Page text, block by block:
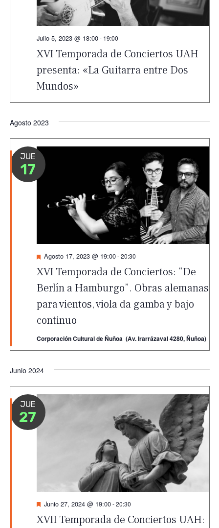
XVI Temporada de Conciertos UAH
presenta: «La Guitarra entre Dos
Mundos»
Julio 5, 2023 @ 18:00- 19:00
Agosto 2023
JUE
17
XVI Temporada de Conciertos: “De
Berlín a Hamburgo”. Obras alemanas
para vientos, viola da gamba y bajo
continuo
Destacado
Agosto 17, 2023 @ 19:00-20:30
Corporación Cultural de Ñuñoa (Av. Irarrázaval 4280, Ñuñoa)
Junio 2024
JUE
27
XVII Temporada de Conciertos UAH:
Destacado
Junio 27, 2024 @ 19:00-20:30